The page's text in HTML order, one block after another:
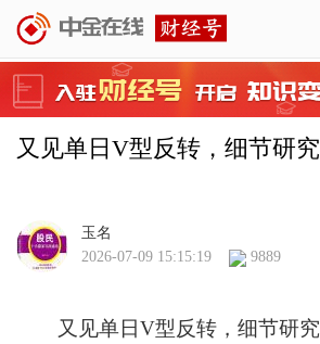
又见单日V型反转，细节研究
玉名
2026-07-09 15:15:19
9889
又见单日V型反转，细节研究